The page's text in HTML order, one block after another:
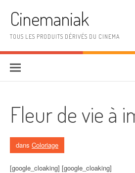
Cinemaniak
TOUS LES PRODUITS DÉRIVÉS DU CINEMA
Fleur de vie à
dans Coloriage
[google_cloaking] [google_cloaking]